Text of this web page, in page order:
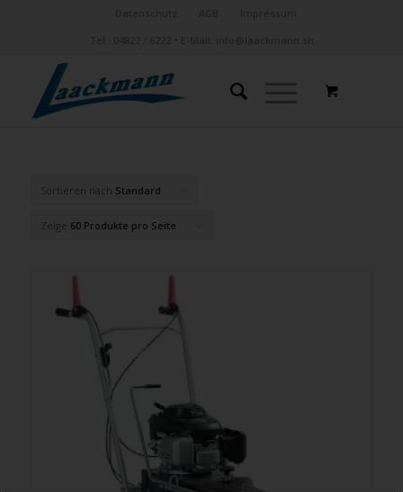
Sortieren nach Standard
Zeige 60 Produkte pro Seite